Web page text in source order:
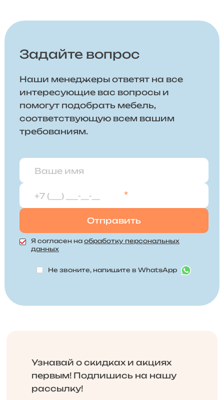
Задайте вопрос
Наши менеджеры ответят на все
интересующие вас вопросы и
помогут подобрать мебель,
соответствующую всем вашим
требованиям.
*
Я согласен на обработку персональных
данных
Не звоните, напишите в WhatsApp
Узнавай о скидках и акциях
первым! Подпишись на нашу
рассылку!